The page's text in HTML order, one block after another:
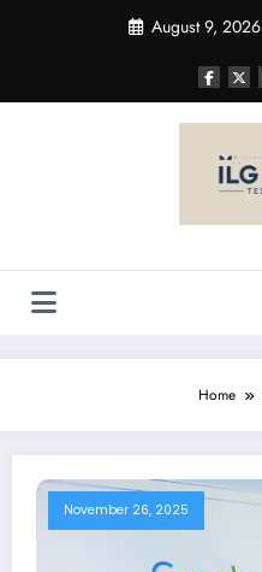
August 9, 2026
Home
November 26, 2025